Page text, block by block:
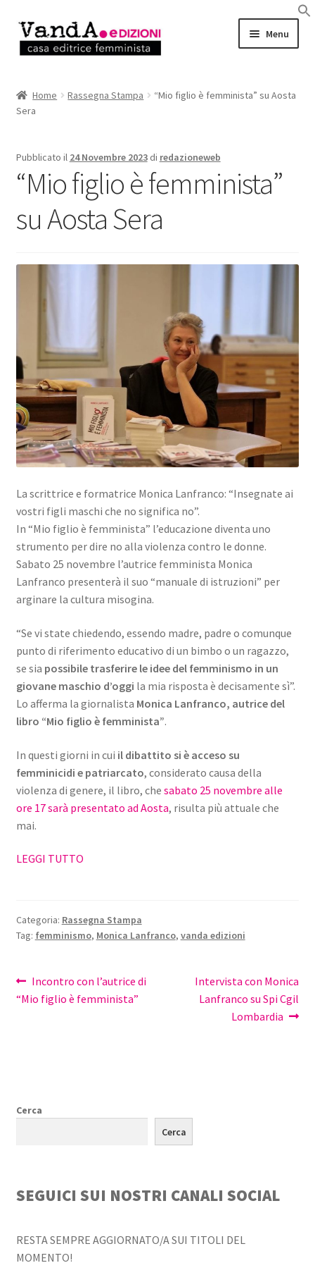
Vai
alla
Vai
al
Menu
EBOOK
AUTRICI e AUTORI
EVENTI
RASSEGNA STAMPA
CHI SIAMO
Home Rassegna Stampa
“Mio figlio è femminista” su Aosta
Sera
Pubblicato il 24 Novembre 2023 di redazioneweb
“Mio figlio è femminista”
su Aosta Sera
La scrittrice e formatrice Monica Lanfranco: “Insegnate ai
vostri figli maschi che no significa no”.
In “Mio figlio è femminista” l’educazione diventa uno
strumento per dire no alla violenza contro le donne.
Sabato 25 novembre l’autrice femminista Monica
Lanfranco presenterà il suo “manuale di istruzioni” per
arginare la cultura misogina.
“Se vi state chiedendo, essendo madre, padre o comunque
punto di riferimento educativo di un bimbo o un ragazzo,
se sia possibile trasferire le idee del femminismo in un
giovane maschio d’oggi la mia risposta è decisamente sì”.
Lo afferma la giornalista Monica Lanfranco, autrice del
libro “Mio figlio è femminista”.
In questi giorni in cui il dibattito si è acceso su
femminicidi e patriarcato, considerato causa della
violenza di genere, il libro, che sabato 25 novembre alle
ore 17sarà presentato ad Aosta, risulta più attuale che
mai.
LEGGI TUTTO
Categoria: Rassegna Stampa
Tag: femminismo, Monica Lanfranco, vanda edizioni
Navigazione
articoli
Articolo
precedente:
Incontro con l’autrice di
“Mio figlio è femminista”
Articolo
successivo:
Intervista con Monica
Lanfranco su Spi Cgil
Lombardia
Cerca
Cerca
SEGUICI SUI NOSTRI CANALI SOCIAL
RESTA SEMPRE AGGIORNATO/A SUI TITOLI DEL
MOMENTO!